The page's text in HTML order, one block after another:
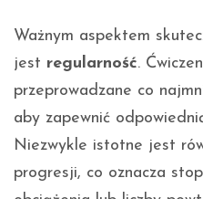
Ważnym aspektem
jest regularność.
przeprowadzane co
aby zapewnić
Niezwykle istotne jest
progresji, co oznacza